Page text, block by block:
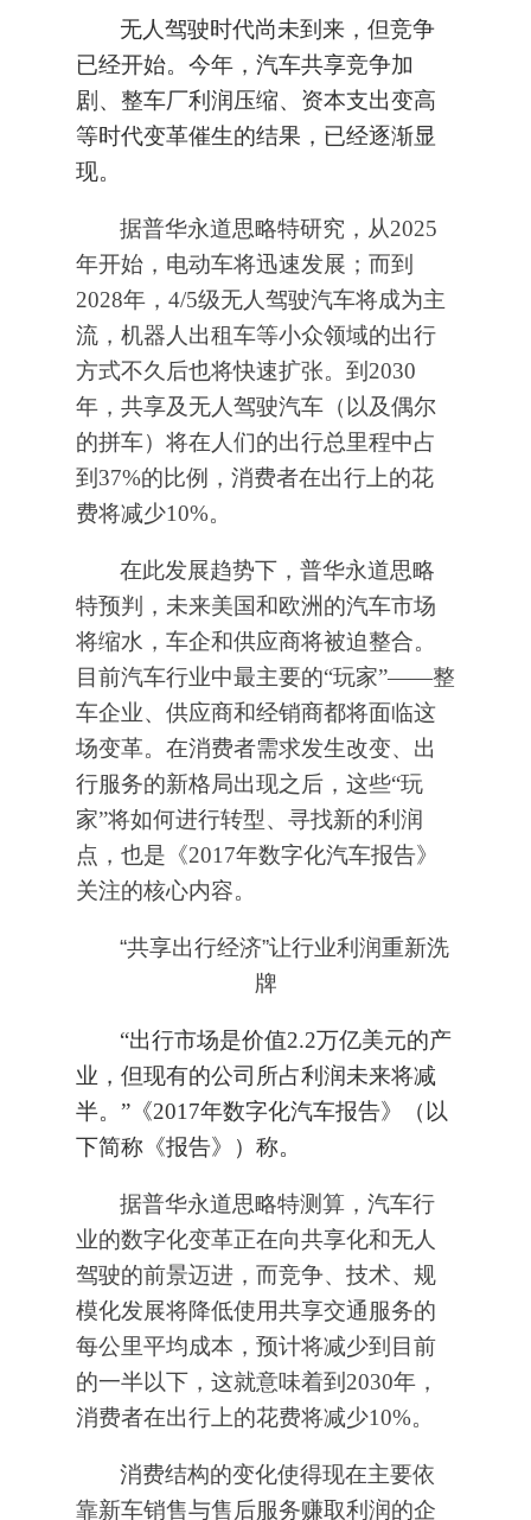
无人驾驶时代尚未到来，但竞争
已经开始。今年，汽车共享竞争加
剧、整车厂利润压缩、资本支出变高
等时代变革催生的结果，已经逐渐显
现。
据普华永道思略特研究，从2025
年开始，电动车将迅速发展；而到
2028年，4/5级无人驾驶汽车将成为主
流，机器人出租车等小众领域的出行
方式不久后也将快速扩张。到2030
年，共享及无人驾驶汽车（以及偶尔
的拼车）将在人们的出行总里程中占
到37%的比例，消费者在出行上的花
费将减少10%。
在此发展趋势下，普华永道思略
特预判，未来美国和欧洲的汽车市场
将缩水，车企和供应商将被迫整合。
目前汽车行业中最主要的“玩家”——整
车企业、供应商和经销商都将面临这
场变革。在消费者需求发生改变、出
行服务的新格局出现之后，这些“玩
家”将如何进行转型、寻找新的利润
点，也是《2017年数字化汽车报告》
关注的核心内容。
“共享出行经济”让行业利润重新洗
牌
“出行市场是价值2.2万亿美元的产
业，但现有的公司所占利润未来将减
半。”《2017年数字化汽车报告》（以
下简称《报告》）称。
据普华永道思略特测算，汽车行
业的数字化变革正在向共享化和无人
驾驶的前景迈进，而竞争、技术、规
模化发展将降低使用共享交通服务的
每公里平均成本，预计将减少到目前
的一半以下，这就意味着到2030年，
消费者在出行上的花费将减少10%。
消费结构的变化使得现在主要依
靠新车销售与售后服务赚取利润的企